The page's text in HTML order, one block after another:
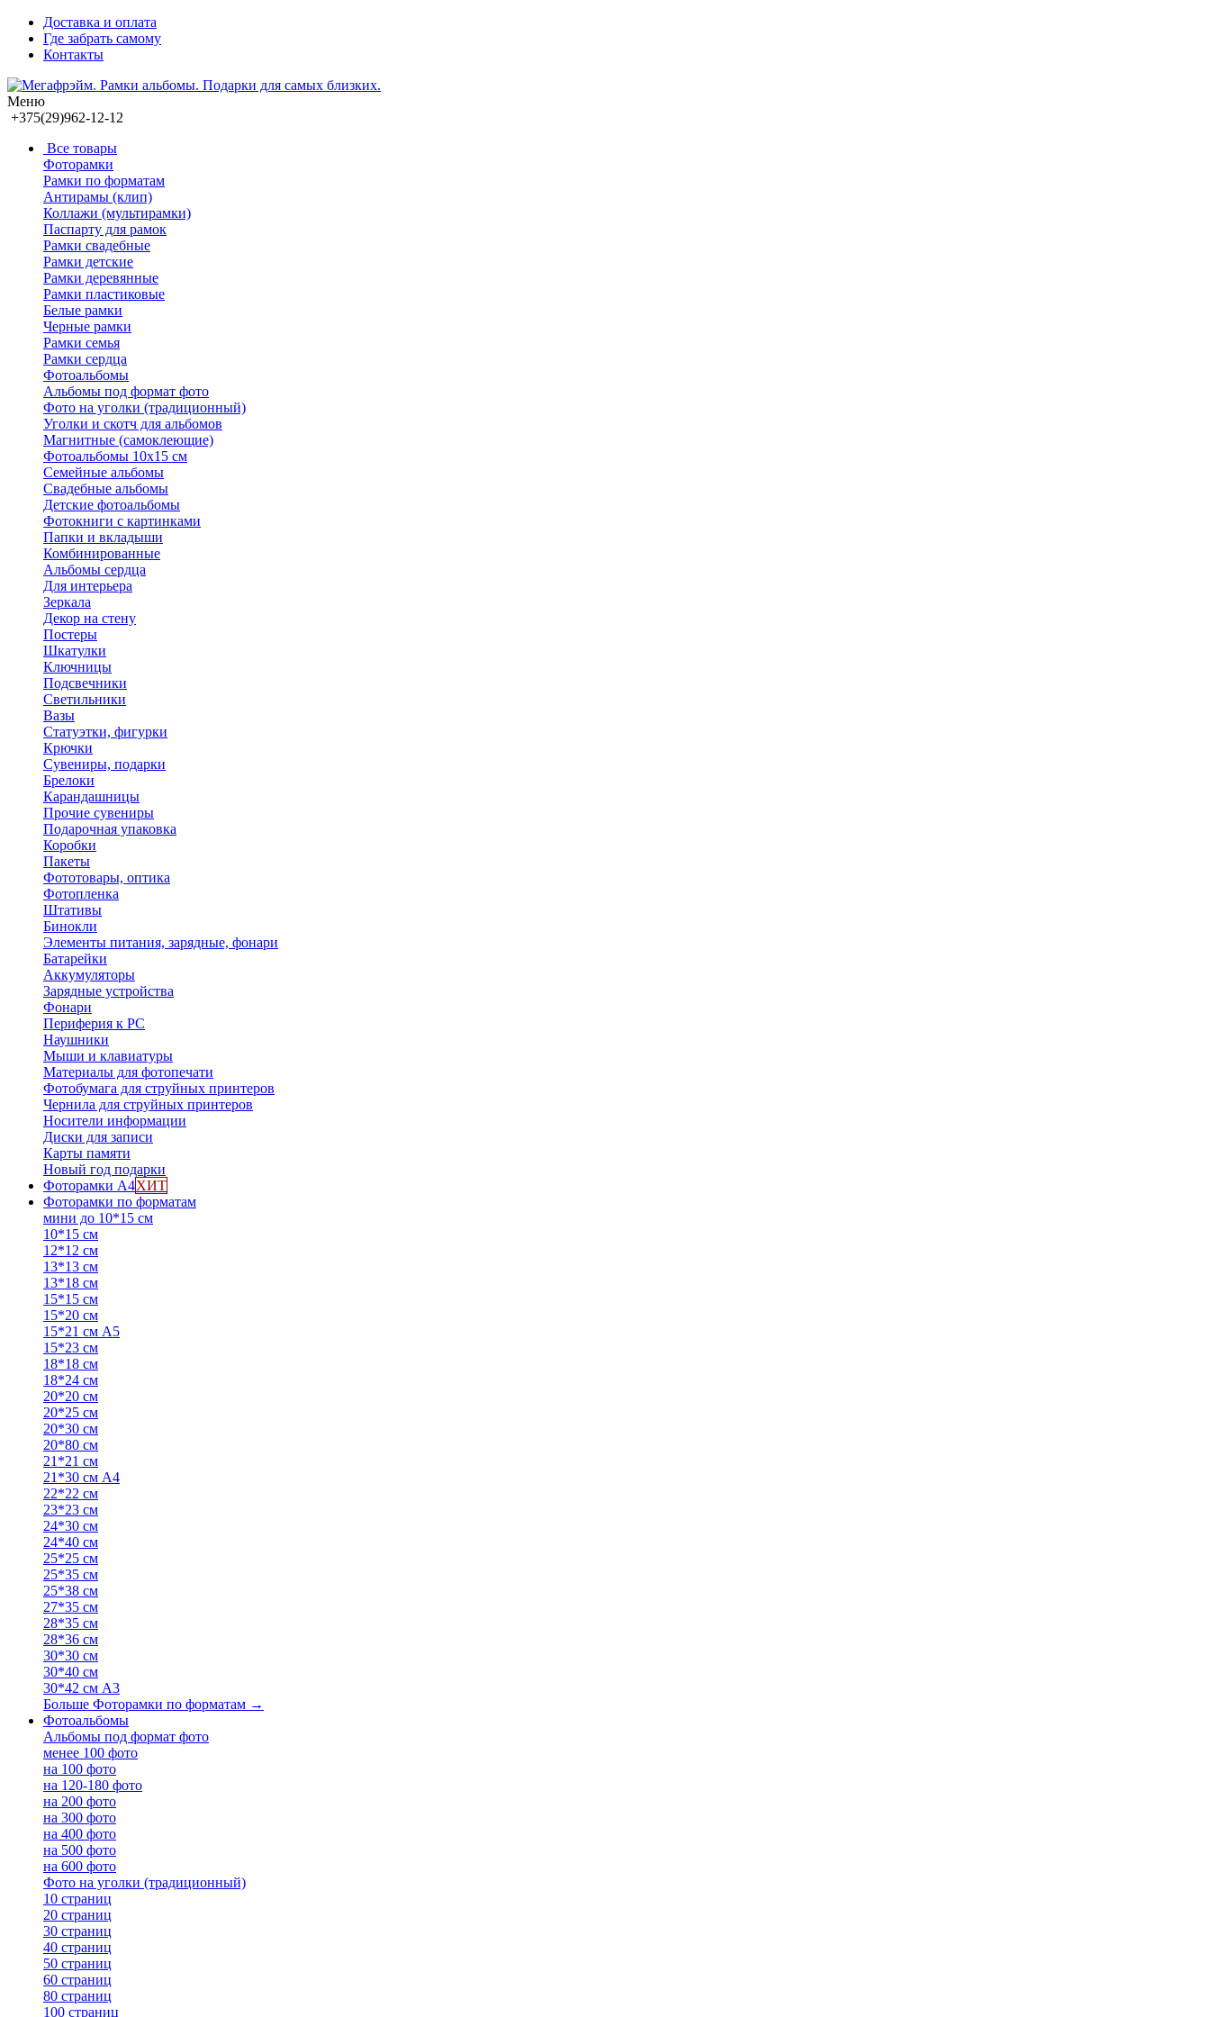
Доставка и оплата
Где забрать самому
Контакты
Меню
+375(29)962-12-12
Все товары
Фоторамки
Рамки по форматам
Антирамы (клип)
Коллажи (мультирамки)
Паспарту для рамок
Рамки свадебные
Рамки детские
Рамки деревянные
Рамки пластиковые
Белые рамки
Черные рамки
Рамки семья
Рамки сердца
Фотоальбомы
Альбомы под формат фото
Фото на уголки (традиционный)
Уголки и скотч для альбомов
Магнитные (самоклеющие)
Фотоальбомы 10х15 см
Семейные альбомы
Свадебные альбомы
Детские фотоальбомы
Фотокниги с картинками
Папки и вкладыши
Комбинированные
Альбомы сердца
Для интерьера
Зеркала
Декор на стену
Постеры
Шкатулки
Ключницы
Подсвечники
Светильники
Вазы
Статуэтки, фигурки
Крючки
Сувениры, подарки
Брелоки
Карандашницы
Прочие сувениры
Подарочная упаковка
Коробки
Пакеты
Фототовары, оптика
Фотопленка
Штативы
Бинокли
Элементы питания, зарядные, фонари
Батарейки
Аккумуляторы
Зарядные устройства
Фонари
Периферия к PC
Наушники
Мыши и клавиатуры
Материалы для фотопечати
Фотобумага для струйных принтеров
Чернила для струйных принтеров
Носители информации
Диски для записи
Карты памяти
Новый год подарки
Фоторамки А4ХИТ
Фоторамки по форматам
мини до 10*15 см
10*15 см
12*12 см
13*13 см
13*18 см
15*15 см
15*20 см
15*21 см А5
15*23 см
18*18 см
18*24 см
20*20 см
20*25 см
20*30 см
20*80 см
21*21 см
21*30 см А4
22*22 см
23*23 см
24*30 см
24*40 см
25*25 см
25*35 см
25*38 см
27*35 см
28*35 см
28*36 см
30*30 см
30*40 см
30*42 см А3
Больше Фоторамки по форматам →
Фотоальбомы
Альбомы под формат фото
менее 100 фото
на 100 фото
на 120-180 фото
на 200 фото
на 300 фото
на 400 фото
на 500 фото
на 600 фото
Фото на уголки (традиционный)
10 страниц
20 страниц
30 страниц
40 страниц
50 страниц
60 страниц
80 страниц
100 страниц